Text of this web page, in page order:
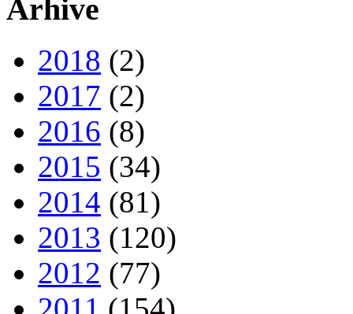
Arhive
2018 (2)
2017 (2)
2016 (8)
2015 (34)
2014 (81)
2013 (120)
2012 (77)